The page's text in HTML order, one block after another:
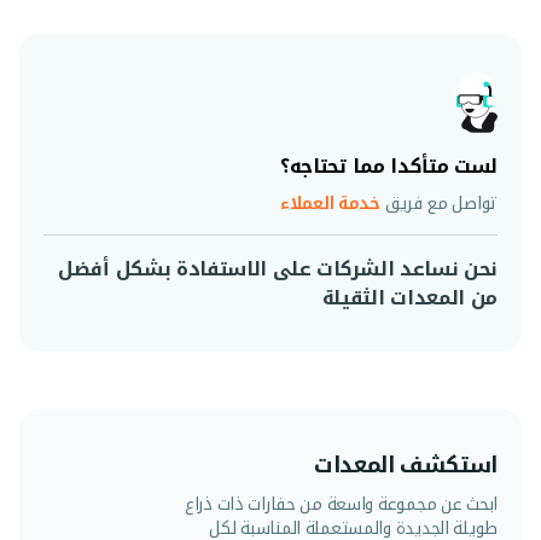
لست متأكدا مما تحتاجه؟
تواصل مع فريق خدمة العملاء
نحن نساعد الشركات على الاستفادة بشكل أفضل
من المعدات الثقيلة
استكشف المعدات
ابحث عن مجموعة واسعة من حفارات ذات ذراع
طويلة الجديدة والمستعملة المناسبة لكل